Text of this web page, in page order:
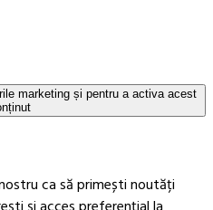
marketing și pentru a activa acest
ca să primești noutăți
și acces preferențial la